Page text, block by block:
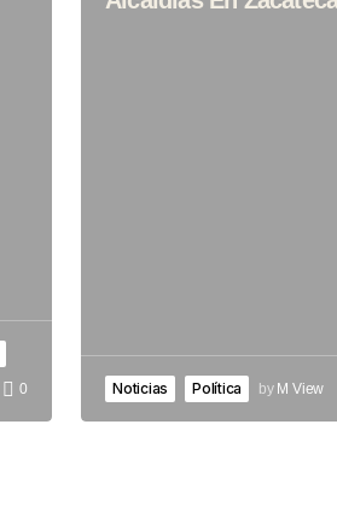
0 Noticias Política by M View